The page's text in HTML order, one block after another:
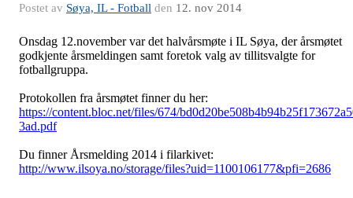
Postet av Søya, IL - Fotball den 12. nov 2014
Onsdag 12.november var det halvårsmøte i IL Søya, der årsmøtet
godkjente årsmeldingen samt foretok valg av tillitsvalgte for
fotballgruppa.
Protokollen fra årsmøtet finner du her:
https://content.bloc.net/files/674/
3ad.pdf
Du finner Årsmelding 2014 i filarkivet:
http://www.ilsoya.no/storage/files?uid=1100106177&pfi=2686